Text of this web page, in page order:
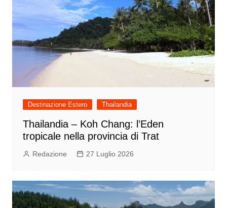
Destinazione Estero Thailandia
Thailandia – Koh Chang: l’Eden
tropicale nella provincia di Trat
Redazione 27 Luglio 2026